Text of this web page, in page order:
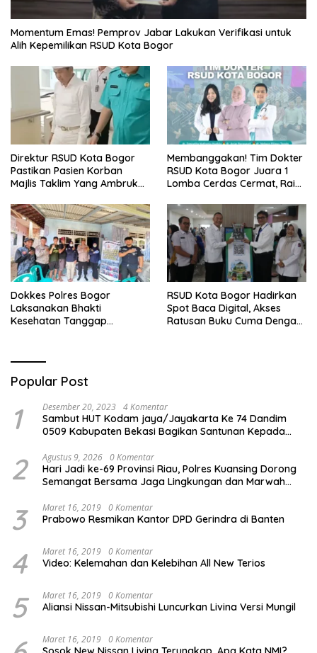
Momentum Emas! Pemprov Jabar Lakukan Verifikasi untuk
Alih Kepemilikan RSUD Kota Bogor
Direktur RSUD Kota Bogor
Pastikan Pasien Korban
Majlis Taklim Yang Ambruk
Perawatan Maksimal
Membanggakan! Tim Dokter
RSUD Kota Bogor Juara 1
Lomba Cerdas Cermat, Raih
Se-Bogor
Dokkes Polres Bogor
Laksanakan Bhakti
Kesehatan Tanggap
RSUD Kota Bogor Hadirkan
Spot Baca Digital, Akses
Ratusan Buku Cuma Dengan
Popular Post
1 Desember 20, 2023 4 Komentar
Sambut HUT Kodam jaya/Jayakarta Ke 74 Dandim
0509 Kabupaten Bekasi Bagikan Santunan Kepada
2 Agustus 9, 2026 0 Komentar
Hari Jadi ke-69 Provinsi Riau, Polres Kuansing Dorong
Semangat Bersama Jaga Lingkungan dan Marwah
3 Maret 16, 2019 0 Komentar
Prabowo Resmikan Kantor DPD Gerindra di Banten
4 Maret 16, 2019 0 Komentar
Video: Kelemahan dan Kelebihan All New Terios
5 Maret 16, 2019 0 Komentar
Aliansi Nissan-Mitsubishi Luncurkan Livina Versi Mungil
Maret 16, 2019 0 Komentar